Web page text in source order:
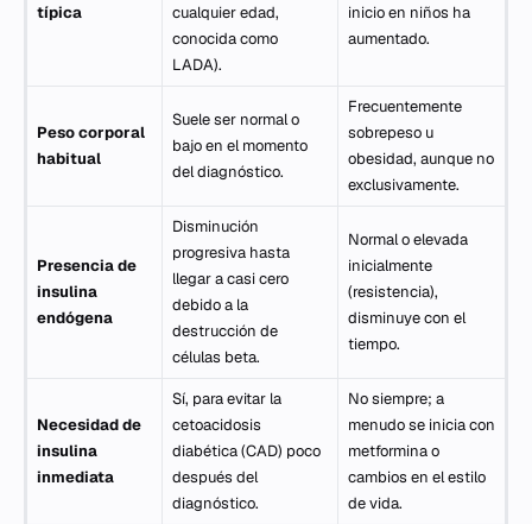
típica
cualquier edad,
conocida como
LADA).
inicio en niños ha
aumentado.
Peso corporal
habitual
Suele ser normal o
bajo en el momento
del diagnóstico.
Frecuentemente
sobrepeso u
obesidad, aunque no
exclusivamente.
Presencia de
insulina
endógena
Disminución
progresiva hasta
llegar a casi cero
debido a la
destrucción de
células beta.
Normal o elevada
inicialmente
(resistencia),
disminuye con el
tiempo.
Necesidad de
insulina
inmediata
Sí, para evitar la
cetoacidosis
diabética (CAD) poco
después del
diagnóstico.
No siempre; a
menudo se inicia con
metformina o
cambios en el estilo
de vida.